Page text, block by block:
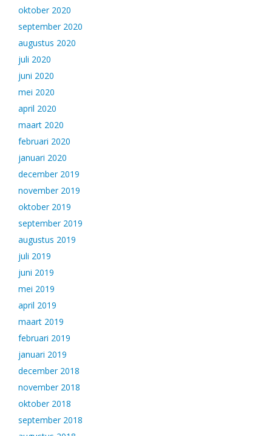
oktober 2020
september 2020
augustus 2020
juli 2020
juni 2020
mei 2020
april 2020
maart 2020
februari 2020
januari 2020
december 2019
november 2019
oktober 2019
september 2019
augustus 2019
juli 2019
juni 2019
mei 2019
april 2019
maart 2019
februari 2019
januari 2019
december 2018
november 2018
oktober 2018
september 2018